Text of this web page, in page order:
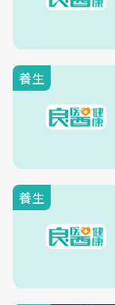
養生
養生